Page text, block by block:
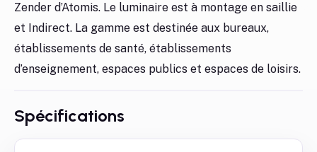
Zender d’Atomis. Le luminaire est à montage en saillie
et Indirect. La gamme est destinée aux bureaux,
établissements de santé, établissements
d’enseignement, espaces publics et espaces de loisirs.
Spécifications